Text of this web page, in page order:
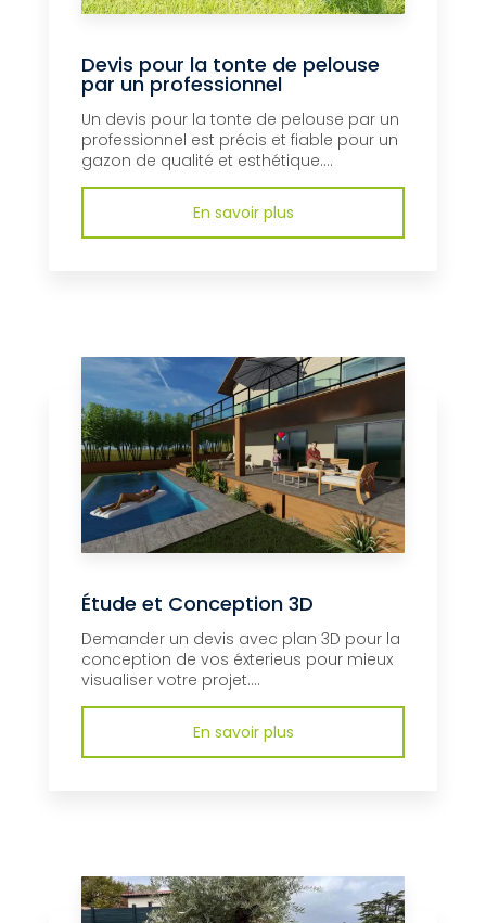
Devis pour la tonte de pelouse
par un professionnel
Un devis pour la tonte de pelouse par un
professionnel est précis et fiable pour un
gazon de qualité et esthétique....
En savoir plus
Étude et Conception 3D
Demander un devis avec plan 3D pour la
conception de vos éxterieus pour mieux
visualiser votre projet....
En savoir plus